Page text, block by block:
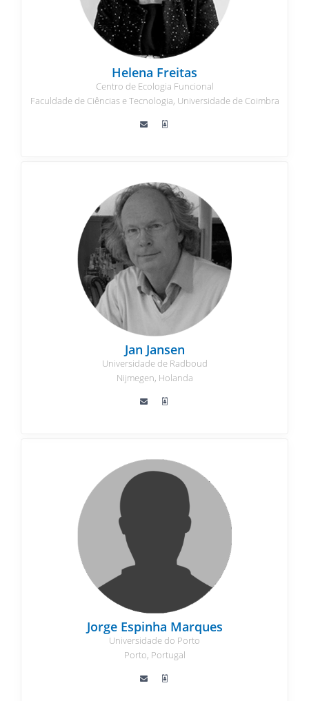
Helena Freitas
Centro de Ecologia Funcional
Faculdade de Ciências e Tecnologia, Universidade de Coimbra
Jan Jansen
Universidade de Radboud
Nijmegen, Holanda
Jorge Espinha Marques
Universidade do Porto
Porto, Portugal